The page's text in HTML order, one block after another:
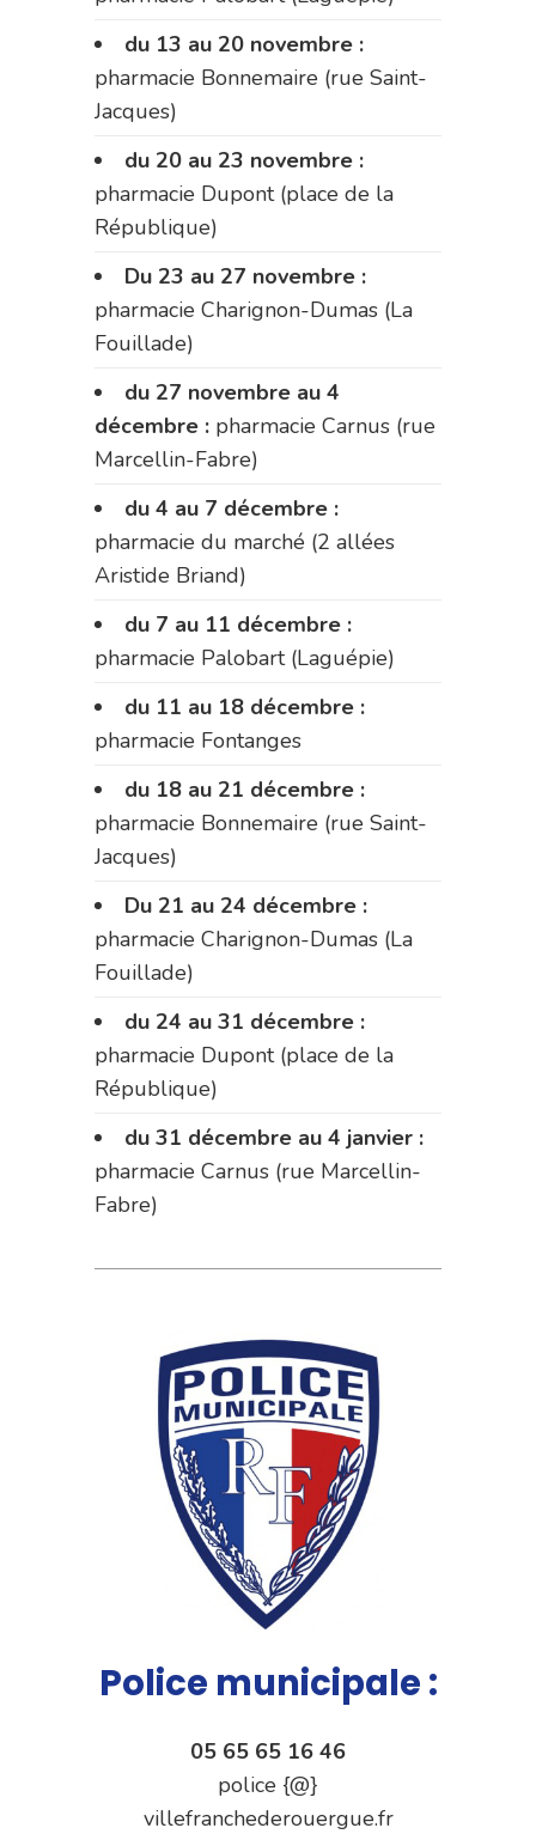
du 13 au 20 novembre :
pharmacie Bonnemaire (rue Saint-
Jacques)
du 20 au 23 novembre :
pharmacie Dupont (place de la
République)
Du 23 au 27 novembre :
pharmacie Charignon-Dumas (La
Fouillade)
du 27 novembre au 4
décembre : pharmacie Carnus (rue
Marcellin-Fabre)
du 4 au 7 décembre :
pharmacie du marché (2 allées
Aristide Briand)
du 7 au 11 décembre :
pharmacie Palobart (Laguépie)
du 11 au 18 décembre :
pharmacie Fontanges
du 18 au 21 décembre :
pharmacie Bonnemaire (rue Saint-
Jacques)
Du 21 au 24 décembre :
pharmacie Charignon-Dumas (La
Fouillade)
du 24 au 31 décembre :
pharmacie Dupont (place de la
République)
du 31 décembre au 4 janvier :
pharmacie Carnus (rue Marcellin-
Fabre)
Police municipale :
05 65 65 16 46
police {@}
villefranchederouergue.fr